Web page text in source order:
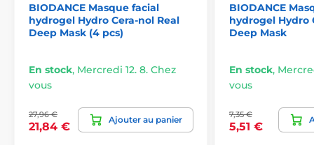
BIODANCE Masque facial
hydrogel Hydro Cera-nol Real
Deep Mask (4 pcs)
En stock, Mercredi 12. 8. Chez
vous
27,96 €
21,84 €
Ajouter au panier
BIODANCE
hydrogel Hydro
Deep Mask
En stock,
vous
7,35 €
5,51 €